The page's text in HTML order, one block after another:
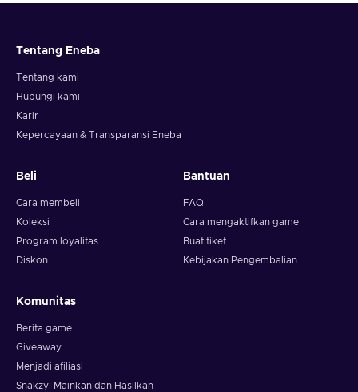
Tentang Eneba
Tentang kami
Hubungi kami
Karir
Kepercayaan & Transparansi Eneba
Beli
Cara membeli
Koleksi
Program loyalitas
Diskon
Bantuan
FAQ
Cara mengaktifkan game
Buat tiket
Kebijakan Pengembalian
Komunitas
Berita game
Giveaway
Menjadi afiliasi
Snakzy: Mainkan dan Hasilkan